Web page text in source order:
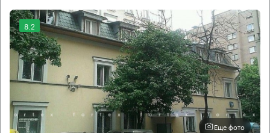
8.2
Еще фото